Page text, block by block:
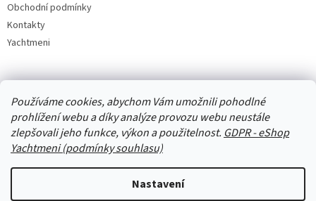
Používáme cookies, abychom Vám umožnili pohodlné
prohlížení webu a díky analýze provozu webu neustále
zlepšovali jeho funkce, výkon a použitelnost. GDPR - eShop
Yachtmeni (podmínky souhlasu)
Nastavení
Obchodní podmínky
Kontakty
Yachtmeni
Zboží.cz Heureka.cz Yachtmeni ComGate Payments, a.s.
Vytvořil Shoptet